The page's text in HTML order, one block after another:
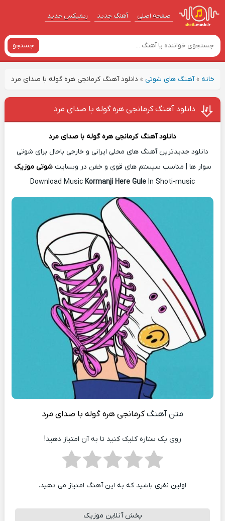
صفحه اصلی آهنگ‌ جدید ریمیکس جدید
جستجو
خانه»آهنگ های شوتی» دانلود آهنگ کرمانجی هره گوله با صدای مرد
دانلود آهنگ کرمانجی هره گوله با صدای مرد
دانلود آهنگ کرمانجی هره گوله با صدای مرد
دانلود جدیدترین آهنگ های محلی ایرانی و خارجی باحال برای شوتی
سوار ها | مناسب سیستم های قوی و خفن در وبسایتشوتی موزیک
Download Music Kormanji Here Gule In Shoti-music
متن آهنگکرمانجی هره گوله با صدای مرد
روی یک ستاره کلیک کنید تا به آن امتیاز دهید!
اولین نفری باشید که به این آهنگ امتیاز می دهید.
پخش آنلاین موزیک